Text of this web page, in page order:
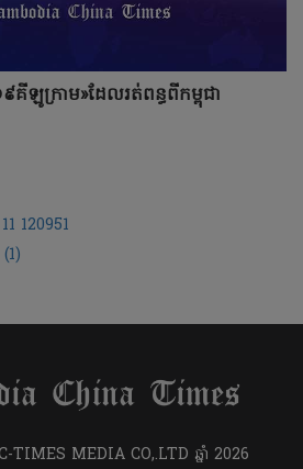
ក្រាម»ដែលរត់ពន្ធពីកម្ពុជា
TIMES MEDIA CO,.LTD ឆ្នាំ​ 2026